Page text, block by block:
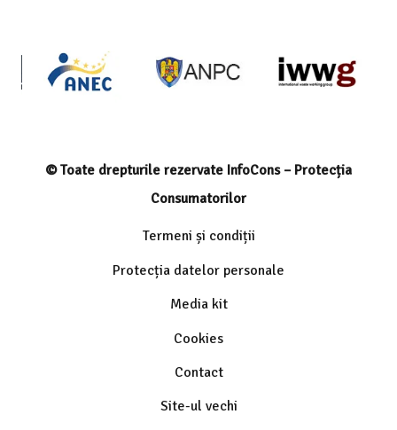
© Toate drepturile rezervate InfoCons – Protecția
Consumatorilor
Termeni și condiții
Protecția datelor personale
Media kit
Cookies
Contact
Site-ul vechi